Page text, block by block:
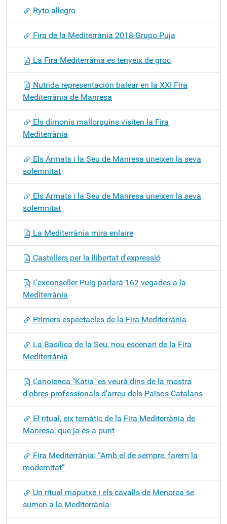
Ryto allegro
Fira de la Mediterrània 2018-Grupo Puja
La Fira Mediterrània es tenyeix de groc
Nutrida representación balear en la XXI Fira
Mediterrània de Manresa
Els dimonis mallorquins visiten la Fira
Mediterrània
Els Armats i la Seu de Manresa uneixen la seva
solemnitat
Els Armats i la Seu de Manresa uneixen la seva
solemnitat
La Mediterrània mira enlaire
Castellers per la llibertat d'expressió
L'exconseller Puig parlarà 162 vegades a la
Mediterrània
Primers espectacles de la Fira Mediterrània
La Basílica de la Seu, nou escenari de la Fira
Mediterrània
L'anoienca "Kàtia" es veurà dins de la mostra
d'obres professionals d'arreu dels Països Catalans
El ritual, eix temàtic de la Fira Mediterrània de
Manresa, que ja és a punt
Fira Mediterrània: “Amb el de sempre, farem la
modernitat”
Un ritual maputxe i els cavalls de Menorca se
sumen a la Mediterrània